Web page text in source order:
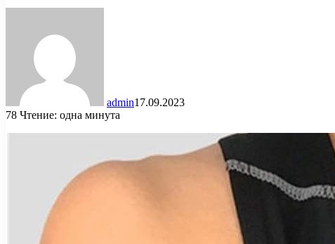
admin17.09.2023
78 Чтение: одна минута